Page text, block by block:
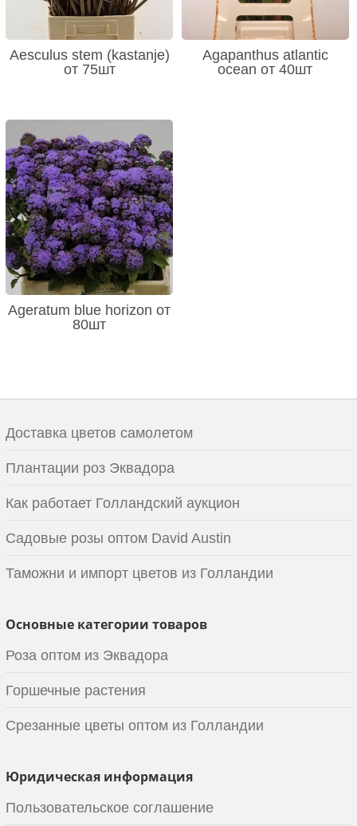
Aesculus stem (kastanje)
от 75шт
Agapanthus atlantic
ocean от 40шт
Ageratum blue horizon от
80шт
Доставка цветов самолетом
Плантации роз Эквадора
Как работает Голландский аукцион
Садовые розы оптом David Austin
Таможни и импорт цветов из Голландии
Основные категории товаров
Роза оптом из Эквадора
Горшечные растения
Срезанные цветы оптом из Голландии
Юридическая информация
Пользовательское соглашение